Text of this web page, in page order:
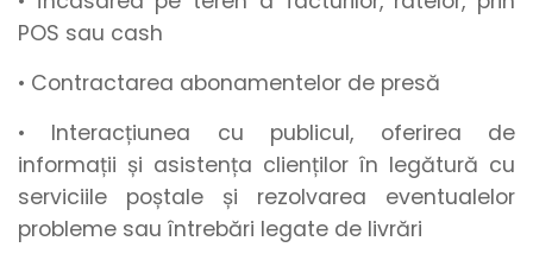
POS sau cash
• Contractarea abonamentelor de presă
• Interacțiunea cu publicul, oferirea de
informații și asistența clienților în legătură cu
serviciile poștale și rezolvarea eventualelor
probleme sau întrebări legate de livrări